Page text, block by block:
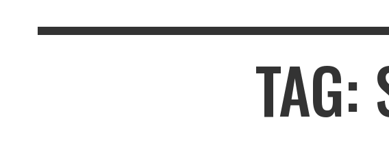
TAG: